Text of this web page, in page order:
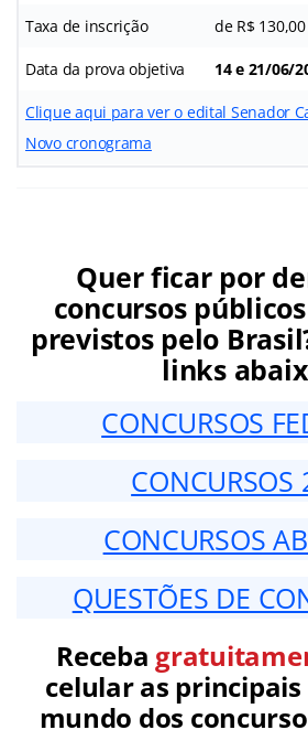
Taxa de inscrição de R$
Data da prova objetiva 14 e 21/06/
Clique aqui para ver o edital Senador
Novo cronograma
Quer ficar por
concursos
previstos pelo
links
CONCURSOS
CONCURSOS
CONCURSOS
QUESTÕES DE
Receba
celular as
mundo dos